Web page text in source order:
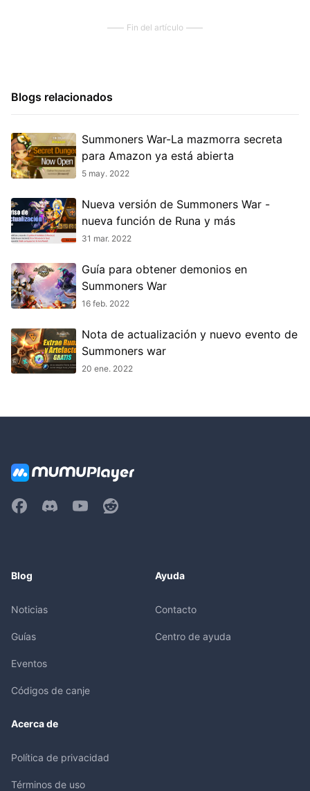
Fin del artículo
Blogs relacionados
Summoners War-La mazmorra secreta
para Amazon ya está abierta
5 may. 2022
Nueva versión de Summoners War -
nueva función de Runa y más
31 mar. 2022
Guía para obtener demonios en
Summoners War
16 feb. 2022
Nota de actualización y nuevo evento de
Summoners war
20 ene. 2022
Blog
Noticias
Guías
Eventos
Códigos de canje
Ayuda
Contacto
Centro de ayuda
Acerca de
Política de privacidad
Términos de uso